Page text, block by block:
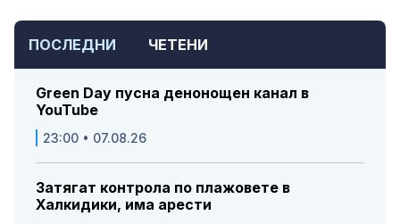
ПОСЛЕДНИ ЧЕТЕНИ
Green Day пусна денонощен канал в
YouTube
23:00 • 07.08.26
Затягат контрола по плажовете в
Халкидики, има арести